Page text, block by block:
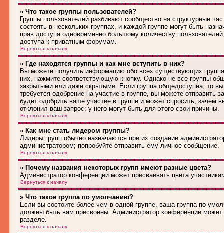
» Что такое группы пользователей?
Группы пользователей разбивают сообщество на структурные
состоять в нескольких группах, и каждой группе могут быть
прав доступа одновременно большому количеству
доступа к приватным форумам.
Вернуться к началу
» Где находятся группы и как мне вступить в них?
Вы можете получить информацию обо всех существующих
них, нажмите соответствующую кнопку. Однако не все группы
закрытыми или даже скрытыми. Если группа общедоступна, то
требуется одобрение на участие в группе, вы можете
будет одобрить ваше участие в группе и может спросить, зачем
отклонил ваш запрос; у него могут быть для этого свои причины.
Вернуться к началу
» Как мне стать лидером группы?
Лидеры групп обычно назначаются при их создании
администратором; попробуйте отправить ему личное сообщение.
Вернуться к началу
» Почему названия некоторых групп имеют разные цвета?
Администратор конференции может присваивать цвета
Вернуться к началу
» Что такое группа по умолчанию?
Если вы состоите более чем в одной группе, ваша группа по
должны быть вам присвоены. Администратор конференции
разделе.
Вернуться к началу